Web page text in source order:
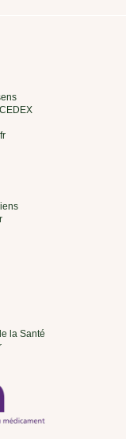
la Santé